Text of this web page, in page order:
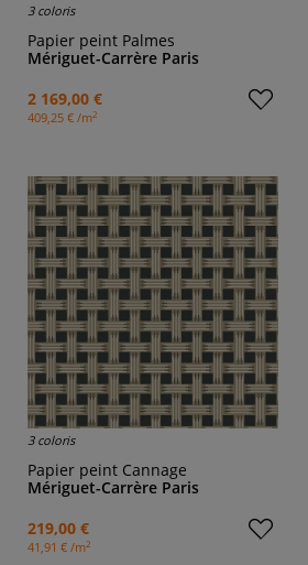
3 coloris
Papier peint Palmes
Mériguet-Carrère Paris
2 169,00 €
409,25 € /m2
3 coloris
Papier peint Cannage
Mériguet-Carrère Paris
219,00 €
41,91 € /m2